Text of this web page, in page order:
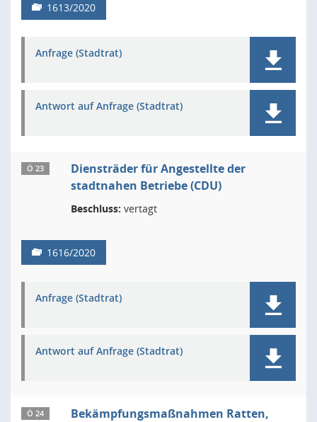
1613/2020
Anfrage (Stadtrat)
Antwort auf Anfrage (Stadtrat)
Ö 23
Diensträder für Angestellte der
stadtnahen Betriebe (CDU)
Beschluss: vertagt
1616/2020
Anfrage (Stadtrat)
Antwort auf Anfrage (Stadtrat)
Ö 24
Bekämpfungsmaßnahmen Ratten,